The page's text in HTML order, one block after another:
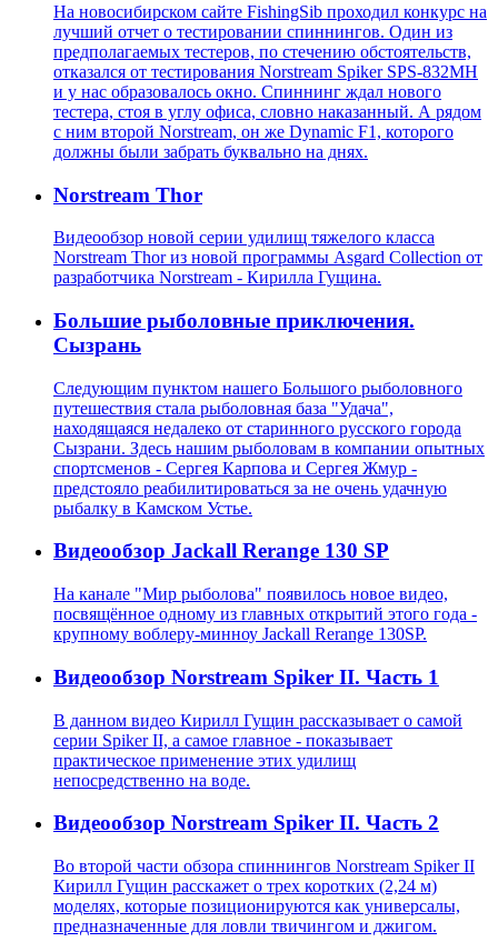
На новосибирском сайте FishingSib проходил конкурс на
лучший отчет о тестировании спиннингов. Один из
предполагаемых тестеров, по стечению обстоятельств,
отказался от тестирования Norstream Spiker SPS-832MH
и у нас образовалось окно. Спиннинг ждал нового
тестера, стоя в углу офиса, словно наказанный. А рядом
с ним второй Norstream, он же Dynamic F1, которого
должны были забрать буквально на днях.
Norstream Thor
Видеообзор новой серии удилищ тяжелого класса
Norstream Thor из новой программы Asgard Collection от
разработчика Norstream - Кирилла Гущина.
Большие рыболовные приключения.
Сызрань
Следующим пунктом нашего Большого рыболовного
путешествия стала рыболовная база "Удача",
находящаяся недалеко от старинного русского города
Сызрани. Здесь нашим рыболовам в компании опытных
спортсменов - Сергея Карпова и Сергея Жмур -
предстояло реабилитироваться за не очень удачную
рыбалку в Камском Устье.
Видеообзор Jackall Rerange 130 SP
На канале "Мир рыболова" появилось новое видео,
посвящённое одному из главных открытий этого года -
крупному воблеру-минноу Jackall Rerange 130SP.
Видеообзор Norstream Spiker II. Часть 1
В данном видео Кирилл Гущин рассказывает о самой
серии Spiker II, а самое главное - показывает
практическое применение этих удилищ
непосредственно на воде.
Видеообзор Norstream Spiker II. Часть 2
Во второй части обзора спиннингов Norstream Spiker II
Кирилл Гущин расскажет о трех коротких (2,24 м)
моделях, которые позиционируются как универсалы,
предназначенные для ловли твичингом и джигом.